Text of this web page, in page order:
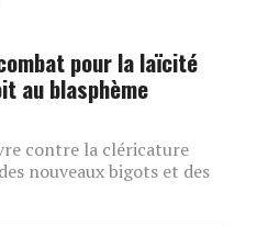
pour la laïcité
au blasphème
contre la cléricature
nouveaux bigots et des